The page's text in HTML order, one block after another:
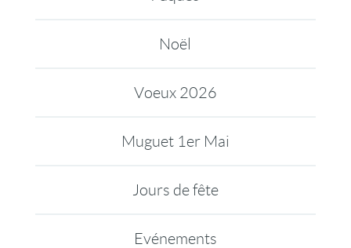
Noël
Voeux 2026
Muguet 1er Mai
Jours de fête
Evénements